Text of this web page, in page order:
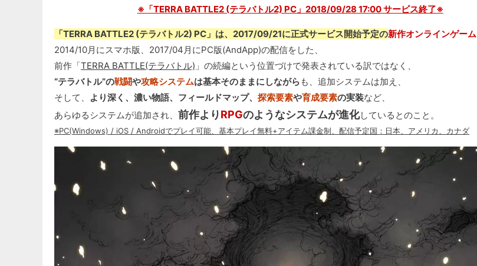
※「TERRA BATTLE2 (テラバトル2) PC」2018/09/28 17:00 サービス終了※
「TERRA BATTLE2 (テラバトル2) PC」は、2017/09/21に正式サービス開始予定の新作オンラインゲーム
2014/10月にスマホ版、2017/04月にPC版(AndApp)の配信をした、
前作「TERRA BATTLE(テラバトル) 」の続編という位置づけで発表されている訳ではなく、
“テラバトル”の戦闘や攻略システムは基本そのままにしながら も、追加システムは加え、
そして、
より深く、濃い物語、フィールドマップ、 探索要素や育成要素の実装など、
あらゆるシステムが追加され、 前作よりRPGのようなシステムが進化しているとのこと。
※PC(Windows) / iOS / Androidでプレイ可能、基本プレイ無料+アイテム課金制、配信予定国：日本、アメリカ、カナダ